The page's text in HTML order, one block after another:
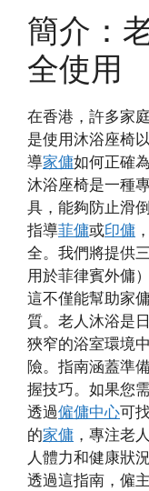
簡介：
全使用
在香港，許多家
是使用沐浴座椅
導家傭如何正確
沐浴座椅是一種
具，能夠防止滑
指導菲傭或印傭
全。我們將提供
用於菲律賓外傭
這不僅能幫助家
質。老人沐浴是
狹窄的浴室環境
險。指南涵蓋準
握技巧。如果您
透過僱傭中心可
的家傭 ，專注老
人體力和健康狀
透過這指南，僱